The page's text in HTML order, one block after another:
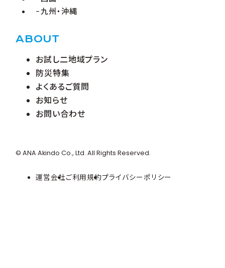
九州・沖縄
ABOUT
お試し二地域プラン
防災特集
よくあるご質問
お知らせ
お問い合わせ
© ANA Akindo Co., Ltd. All Rights Reserved.
運営会社ご利用規約プライバシーポリシー